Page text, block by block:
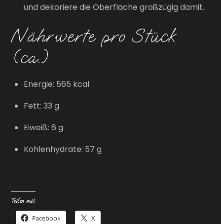
und dekoriere die Oberfläche großzügig damit.
Nährwerte pro Stück
(ca.)
Energie: 565 kcal
Fett: 33 g
Eiweiß: 6 g
Kohlenhydrate: 57 g
Teilen mit:
Facebook X